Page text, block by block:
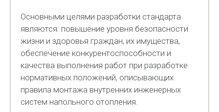
Основными целями разработки стандарта
являются: повышение уровня безопасности
жизни и здоровья граждан, их имущества,
обеспечение конкурентоспособности и
качества выполнения работ при разработке
нормативных положений, описывающих
правила монтажа внутренних инженерных
систем напольного отопления.